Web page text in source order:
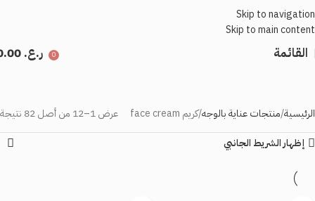
Skip to navigation
Skip to main content
القائمة 0 ر.ع.
الرئيسية منتجات عناية بالوجه كريم face cream
عرض 1–12 من أصل 82 نتيجة
إظهار الشريط الجانبي